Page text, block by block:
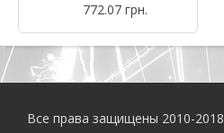
772.07 грн.
Все права защищены 2010-2018